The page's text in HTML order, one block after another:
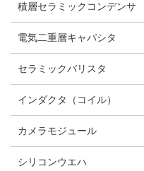
積層セラミックコンデンサ
電気二重層キャパシタ
セラミックバリスタ
インダクタ（コイル）
カメラモジュール
シリコンウエハ